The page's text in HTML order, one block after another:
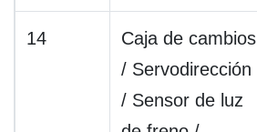
14
Caja de cambios
/ Servodirección
/ Sensor de luz